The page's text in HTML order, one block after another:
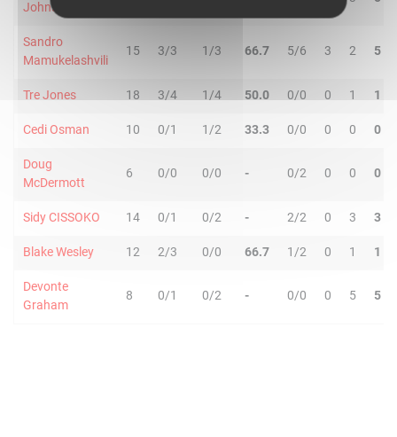
Johnson
Sandro
Mamukelashvili
15 3/3 1/3 66.7 5/6 3 2 5
Tre Jones 18 3/4 1/4 50.0 0/0 0 1 1
Cedi Osman 10 0/1 1/2 33.3 0/0 0 0 0
Doug
McDermott
6 0/0 0/0 - 0/2 0 0 0
Sidy CISSOKO 14 0/1 0/2 - 2/2 0 3 3
Blake Wesley 12 2/3 0/0 66.7 1/2 0 1 1
Devonte
Graham
8 0/1 0/2 - 0/0 0 5 5